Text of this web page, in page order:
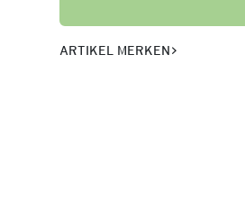
ARTIKEL MERKEN